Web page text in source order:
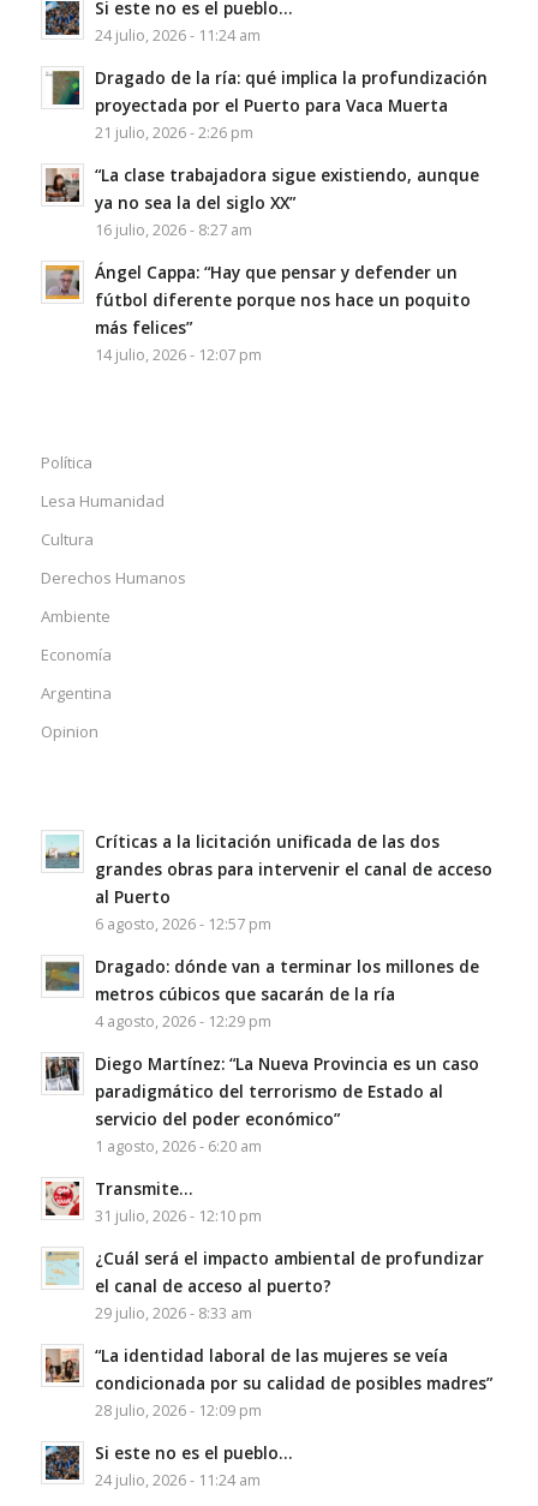
Si este no es el pueblo…
24 julio, 2026 - 11:24 am
Dragado de la ría: qué implica la profundización
proyectada por el Puerto para Vaca Muerta
21 julio, 2026 - 2:26 pm
“La clase trabajadora sigue existiendo, aunque
ya no sea la del siglo XX”
16 julio, 2026 - 8:27 am
Ángel Cappa: “Hay que pensar y defender un
fútbol diferente porque nos hace un poquito
más felices”
14 julio, 2026 - 12:07 pm
Política
Lesa Humanidad
Cultura
Derechos Humanos
Ambiente
Economía
Argentina
Opinion
Críticas a la licitación unificada de las dos
grandes obras para intervenir el canal de acceso
al Puerto
6 agosto, 2026 - 12:57 pm
Dragado: dónde van a terminar los millones de
metros cúbicos que sacarán de la ría
4 agosto, 2026 - 12:29 pm
Diego Martínez: “La Nueva Provincia es un caso
paradigmático del terrorismo de Estado al
servicio del poder económico”
1 agosto, 2026 - 6:20 am
Transmite…
31 julio, 2026 - 12:10 pm
¿Cuál será el impacto ambiental de profundizar
el canal de acceso al puerto?
29 julio, 2026 - 8:33 am
“La identidad laboral de las mujeres se veía
condicionada por su calidad de posibles madres”
28 julio, 2026 - 12:09 pm
Si este no es el pueblo…
24 julio, 2026 - 11:24 am